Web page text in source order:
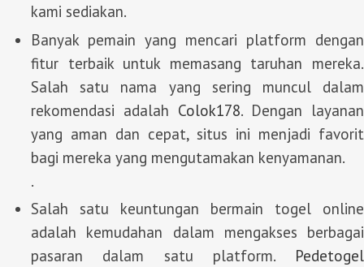
kami sediakan.
Banyak pemain yang mencari platform dengan
fitur terbaik untuk memasang taruhan mereka.
Salah satu nama yang sering muncul dalam
rekomendasi adalah Colok178. Dengan layanan
yang aman dan cepat, situs ini menjadi favorit
bagi mereka yang mengutamakan kenyamanan.
.
Salah satu keuntungan bermain togel online
adalah kemudahan dalam mengakses berbagai
pasaran dalam satu platform. Pedetogel